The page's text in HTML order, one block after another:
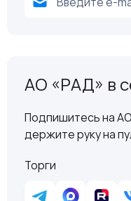
АО «РАД» в
Подпишитесь на
держите руку на
Торги